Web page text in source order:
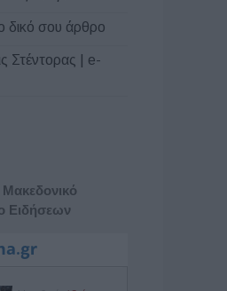
δικό σου άρθρο
Στέντορας | e-
Μακεδονικό
Ειδήσεων